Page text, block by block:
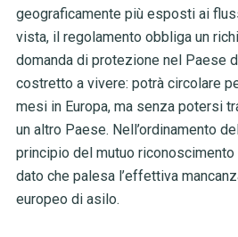
geograficamente più esposti ai
vista, il regolamento obbliga un
domanda di protezione nel Paese
costretto a vivere: potrà circolare
mesi in Europa, ma senza potersi
un altro Paese. Nell’ordinamento
principio del mutuo
dato che palesa l’effettiva
europeo di asilo.